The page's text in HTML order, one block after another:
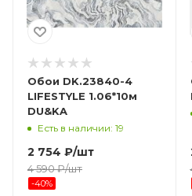
Обои DK.23840-4
LIFESTYLE 1.06*10м
DU&KA
Есть в наличии: 19
2 754 ₽/шт
4 590₽/шт
-40%